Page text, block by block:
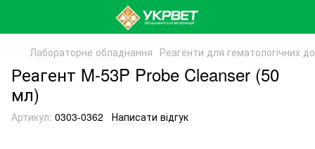
Лабораторне обладнання Реагенти для гематологічних
Реагент M-53P Probe Cleanser (50
мл)
Артикул: 0303-0362 Написати відгук